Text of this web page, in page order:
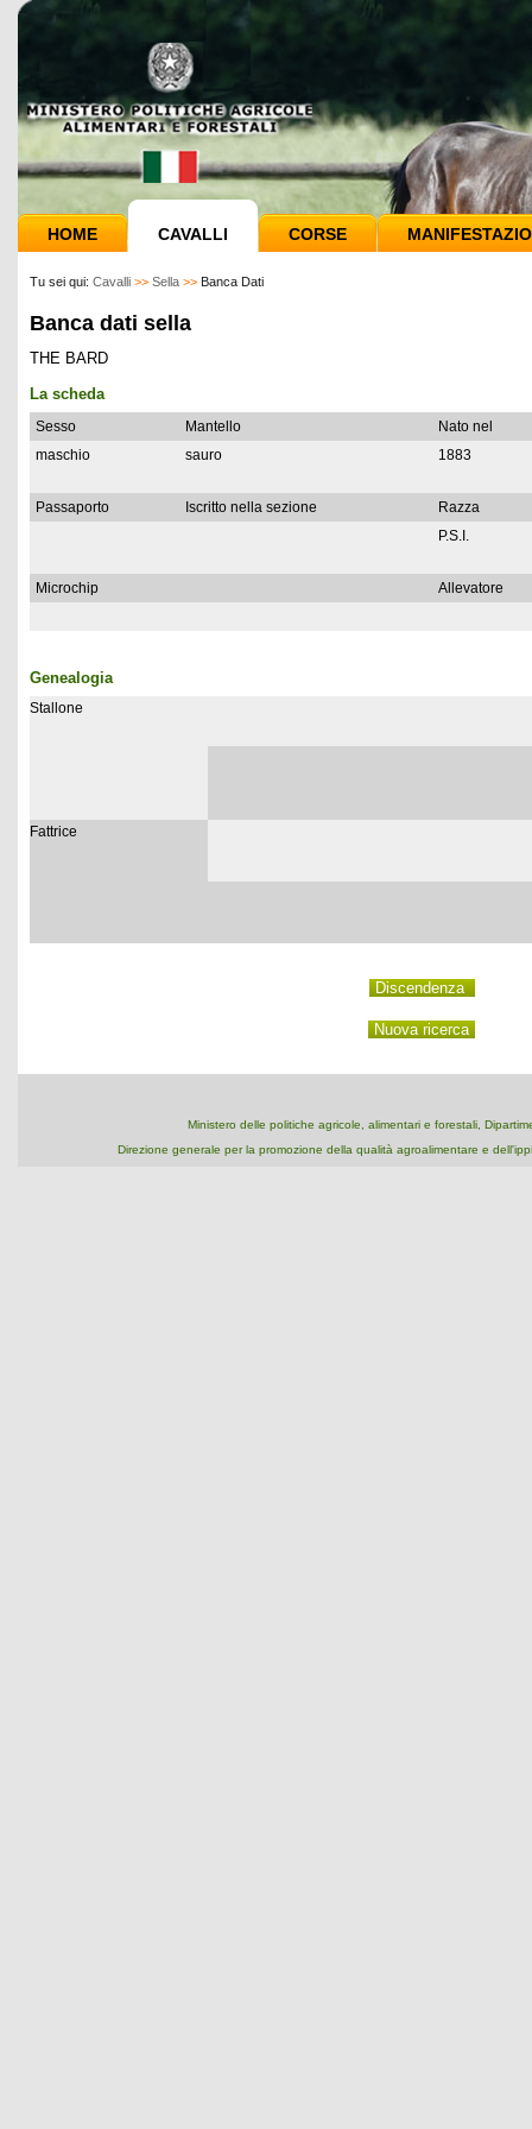
HOME CAVALLI CORSE
Tu sei qui: Cavalli >> Sella >> Banca Dati
Banca dati sella
THE BARD
La scheda
Sesso Mantello
Nato nel
maschio
sauro 1883
Passaporto Iscritto nella sezione
Razza
P.S.I.
Microchip Allevatore
Genealogia
Stallone
Fattrice
Ministero delle politiche agricole, alimentari e forestali,
Direzione generale per la promozione della qualità agroalimentare e